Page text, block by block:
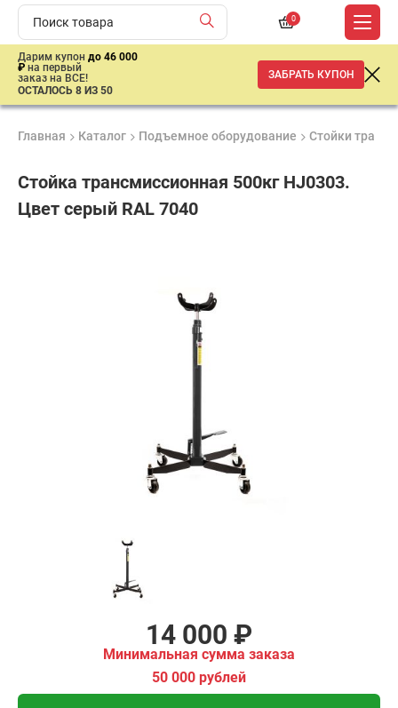
0
Дарим купон до 46 000
₽ на первый
заказ на ВСЕ!
ОСТАЛОСЬ 8 ИЗ 50
ЗАБРАТЬ КУПОН
Главная Каталог Подъемное оборудование Стойки
Стойка трансмиссионная 500кг HJ0303.
Цвет серый RAL 7040
14 000 ₽
Минимальная сумма заказа
50 000 рублей
Добавить в корзину
Купить в 1 клик
В кредит от 467 руб/
мес